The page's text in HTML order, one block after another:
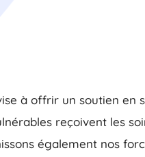
à offrir un soutien en
reçoivent les
également nos